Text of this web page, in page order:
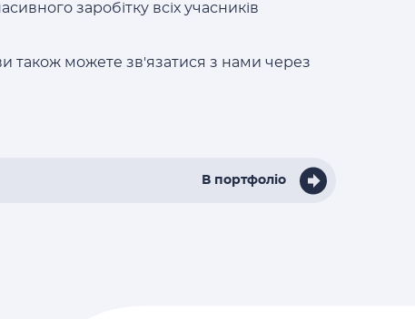
заробітку всіх учасників
також можете зв'язатися з нами через
В портфоліо